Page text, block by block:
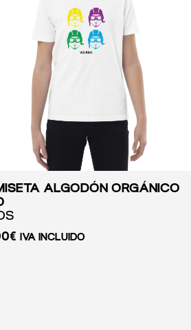
ALGODÓN ORGÁNICO
€ IVA INCLUIDO